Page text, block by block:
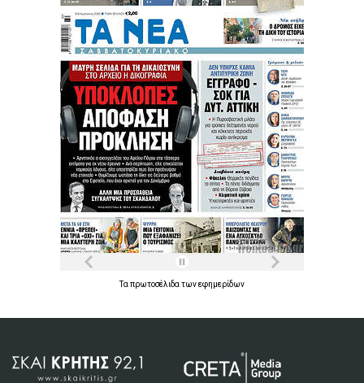
Τα πρωτοσέλιδα τωνεφημερίδων